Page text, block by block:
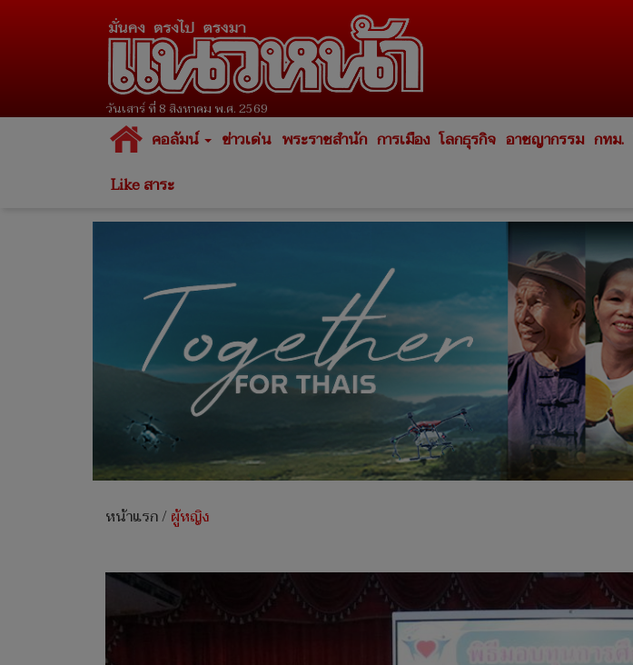
วันเสาร์ ที่ 8 สิงหาคม พ.ศ. 2569
คอลัมน์ ข่าวเด่น พระราชสำนัก การเมือง โลกธุรกิจ อาชญากรรม กทม.
Like สาระ
หน้าแรก/ผู้หญิง